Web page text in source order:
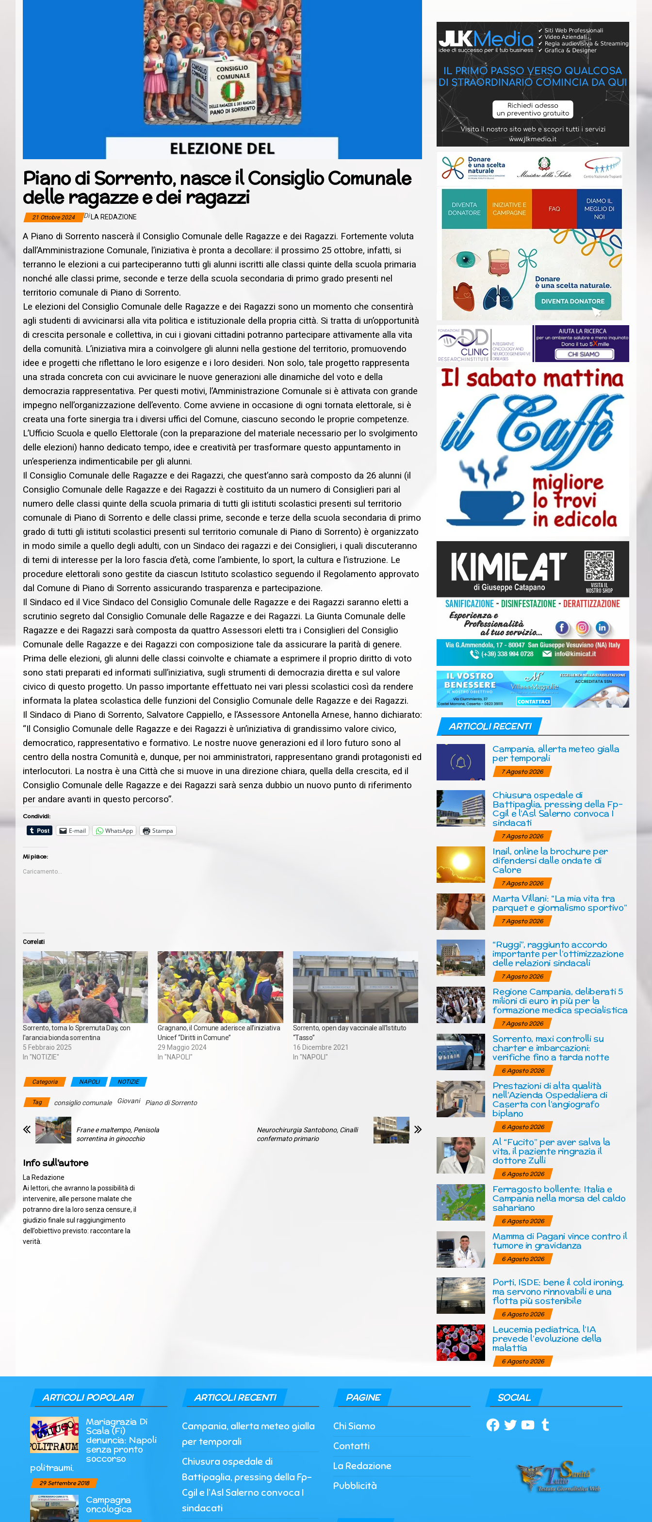
Piano di Sorrento, nasce il Consiglio Comunale
delle ragazze e dei ragazzi
21 Ottobre 2024 Di LA REDAZIONE
A Piano di Sorrento nascerà il Consiglio Comunale delle Ragazze e dei Ragazzi. Fortemente voluta
dall’Amministrazione Comunale, l’iniziativa è pronta a decollare: il prossimo 25 ottobre, infatti, si
terranno le elezioni a cui parteciperanno tutti gli alunni iscritti alle classi quinte della scuola primaria
nonché alle classi prime, seconde e terze della scuola secondaria di primo grado presenti nel
territorio comunale di Piano di Sorrento.
Le elezioni del Consiglio Comunale delle Ragazze e dei Ragazzi sono un momento che consentirà
agli studenti di avvicinarsi alla vita politica e istituzionale della propria città. Si tratta di un’opportunità
di crescita personale e collettiva, in cui i giovani cittadini potranno partecipare attivamente alla vita
della comunità. L’iniziativa mira a coinvolgere gli alunni nella gestione del territorio, promuovendo
idee e progetti che riflettano le loro esigenze e i loro desideri. Non solo, tale progetto rappresenta
una strada concreta con cui avvicinare le nuove generazioni alle dinamiche del voto e della
democrazia rappresentativa. Per questi motivi, l’Amministrazione Comunale si è attivata con grande
impegno nell’organizzazione dell’evento. Come avviene in occasione di ogni tornata elettorale, si è
creata una forte sinergia tra i diversi uffici del Comune, ciascuno secondo le proprie competenze.
L’Ufficio Scuola e quello Elettorale (con la preparazione del materiale necessario per lo svolgimento
delle elezioni) hanno dedicato tempo, idee e creatività per trasformare questo appuntamento in
un’esperienza indimenticabile per gli alunni.
Il Consiglio Comunale delle Ragazze e dei Ragazzi, che quest’anno sarà composto da 26 alunni (il
Consiglio Comunale delle Ragazze e dei Ragazzi è costituito da un numero di Consiglieri pari al
numero delle classi quinte della scuola primaria di tutti gli istituti scolastici presenti sul territorio
comunale di Piano di Sorrento e delle classi prime, seconde e terze della scuola secondaria di primo
grado di tutti gli istituti scolastici presenti sul territorio comunale di Piano di Sorrento) è organizzato
in modo simile a quello degli adulti, con un Sindaco dei ragazzi e dei Consiglieri, i quali discuteranno
di temi di interesse per la loro fascia d’età, come l’ambiente, lo sport, la cultura e l’istruzione. Le
procedure elettorali sono gestite da ciascun Istituto scolastico seguendo il Regolamento approvato
dal Comune di Piano di Sorrento assicurando trasparenza e partecipazione.
Il Sindaco ed il Vice Sindaco del Consiglio Comunale delle Ragazze e dei Ragazzi saranno eletti a
scrutinio segreto dal Consiglio Comunale delle Ragazze e dei Ragazzi. La Giunta Comunale delle
Ragazze e dei Ragazzi sarà composta da quattro Assessori eletti tra i Consiglieri del Consiglio
Comunale delle Ragazze e dei Ragazzi con composizione tale da assicurare la parità di genere.
Prima delle elezioni, gli alunni delle classi coinvolte e chiamate a esprimere il proprio diritto di voto
sono stati preparati ed informati sull’iniziativa, sugli strumenti di democrazia diretta e sul valore
civico di questo progetto. Un passo importante effettuato nei vari plessi scolastici così da rendere
informata la platea scolastica delle funzioni del Consiglio Comunale delle Ragazze e dei Ragazzi.
Il Sindaco di Piano di Sorrento, Salvatore Cappiello, e l’Assessore Antonella Arnese, hanno dichiarato:
“Il Consiglio Comunale delle Ragazze e dei Ragazzi è un’iniziativa di grandissimo valore civico,
democratico, rappresentativo e formativo. Le nostre nuove generazioni ed il loro futuro sono al
centro della nostra Comunità e, dunque, per noi amministratori, rappresentano grandi protagonisti ed
interlocutori. La nostra è una Città che si muove in una direzione chiara, quella della crescita, ed il
Consiglio Comunale delle Ragazze e dei Ragazzi sarà senza dubbio un nuovo punto di riferimento
per andare avanti in questo percorso”.
Condividi:
E-mail
WhatsApp Stampa
Mi piace:
Caricamento...
Correlati
Sorrento, torna lo Spremuta Day, con
l’arancia bionda sorrentina
5 Febbraio 2025
In "NOTIZIE"
Gragnano, il Comune aderisce all’iniziativa
Unicef “Diritti in Comune”
29 Maggio 2024
In "NAPOLI"
Sorrento, open day vaccinale all’Istituto
“Tasso”
16 Dicembre 2021
In "NAPOLI"
Categoria NAPOLI NOTIZIE
Tag consiglio comunale Giovani Piano di Sorrento
Frane e maltempo, Penisola
sorrentina in ginocchio
Neurochirurgia Santobono, Cinalli
confermato primario
Info sull'autore
La Redazione
Ai lettori, che avranno la possibilità di
intervenire, alle persone malate che
potranno dire la loro senza censure, il
giudizio finale sul raggiungimento
dell’obiettivo previsto: raccontare la
verità.
ARTICOLI RECENTI
Campania, allerta meteo gialla
per temporali
7 Agosto 2026
Chiusura ospedale di
Battipaglia, pressing della Fp-
Cgil e l’Asl Salerno convoca I
sindacati
7 Agosto 2026
Inail, online la brochure per
difendersi dalle ondate di
Calore
7 Agosto 2026
Marta Villani: “La mia vita tra
parquet e giornalismo sportivo”
7 Agosto 2026
“Ruggi”, raggiunto accordo
importante per l’ottimizzazione
delle relazioni sindacali
7 Agosto 2026
Regione Campania, deliberati 5
milioni di euro in più per la
formazione medica specialistica
7 Agosto 2026
Sorrento, maxi controlli su
charter e imbarcazioni:
verifiche fino a tarda notte
6 Agosto 2026
Prestazioni di alta qualità
nell’Azienda Ospedaliera di
Caserta con l’angiografo
biplano
6 Agosto 2026
Al “Fucito” per aver salva la
vita, il paziente ringrazia il
dottore Zulli
6 Agosto 2026
Ferragosto bollente: Italia e
Campania nella morsa del caldo
sahariano
6 Agosto 2026
Mamma di Pagani vince contro il
tumore in gravidanza
6 Agosto 2026
Porti, ISDE: bene il cold ironing,
ma servono rinnovabili e una
flotta più sostenibile
6 Agosto 2026
Leucemia pediatrica, l’IA
prevede l’evoluzione della
malattia
6 Agosto 2026
ARTICOLI POPOLARI
Mariagrazia Di
Scala (Fi)
denuncia: Napoli
senza pronto
soccorso
politraumi.
29 Settembre 2018
Campagna
oncologica
ARTICOLI RECENTI
Campania, allerta meteo gialla
per temporali
Chiusura ospedale di
Battipaglia, pressing della Fp-
Cgil e l’Asl Salerno convoca I
sindacati
PAGINE
Chi Siamo
Contatti
La Redazione
Pubblicità
SOCIAL
Facebook
TwitterYouTubeTumblr